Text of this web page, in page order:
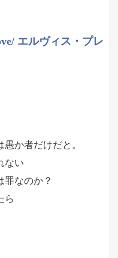
エルヴィス・プレ
か者だけだと。
ない
なのか？
ら